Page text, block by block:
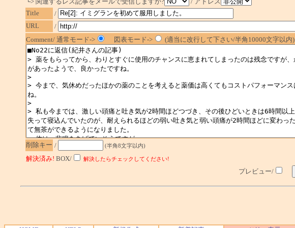
Title
/
URL
/
Comment/ 通常モード->
図表モード-> (適当に改行して下さい/半角10000文字以内)
削除キー / (半角8文字以内)
解決済み! BOX/ 解決したらチェックしてください!
プレビュー/